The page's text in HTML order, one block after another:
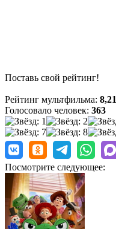
Поставь свой рейтинг!
Рейтинг мультфильма: 8,21
Голосовало человек: 363
Посмотрите следующее: